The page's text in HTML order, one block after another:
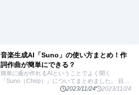
音楽生成AI「Suno」の使い方まとめ！作
詞作曲が簡単にできる？
簡単に曲が作れるAIということでよく聞く
「Suno（Chirp）」についてまとめました。 目次
「Suno」とはテキストからさまざまな音声を生成
2023/11/24 2023/11/24